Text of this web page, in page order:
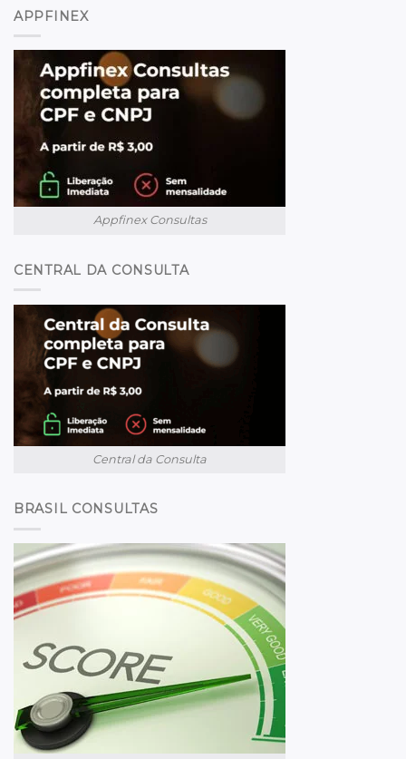
APPFINEX
Appfinex Consultas
CENTRAL DA CONSULTA
Central da Consulta
BRASIL CONSULTAS